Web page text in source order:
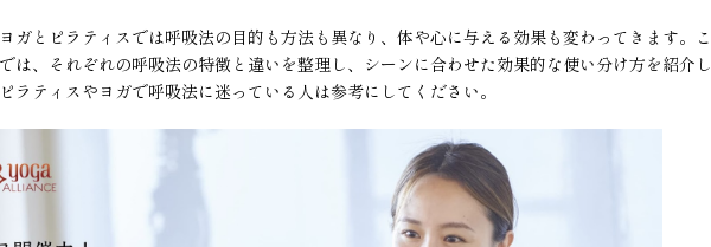
ガとピラティスでは呼吸法の目的も方法も異なり、体や心に与える効果も変わってきます。こ
は、それぞれの呼吸法の特徴と違いを整理し、シーンに合わせた効果的な使い分け方を紹介し
ラティスやヨガで呼吸法に迷っている人は参考にしてください。